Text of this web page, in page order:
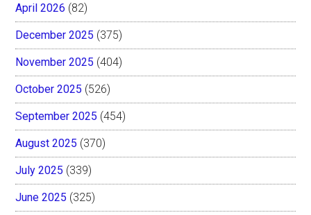
April 2026 (82)
December 2025 (375)
November 2025 (404)
October 2025 (526)
September 2025 (454)
August 2025 (370)
July 2025 (339)
June 2025 (325)